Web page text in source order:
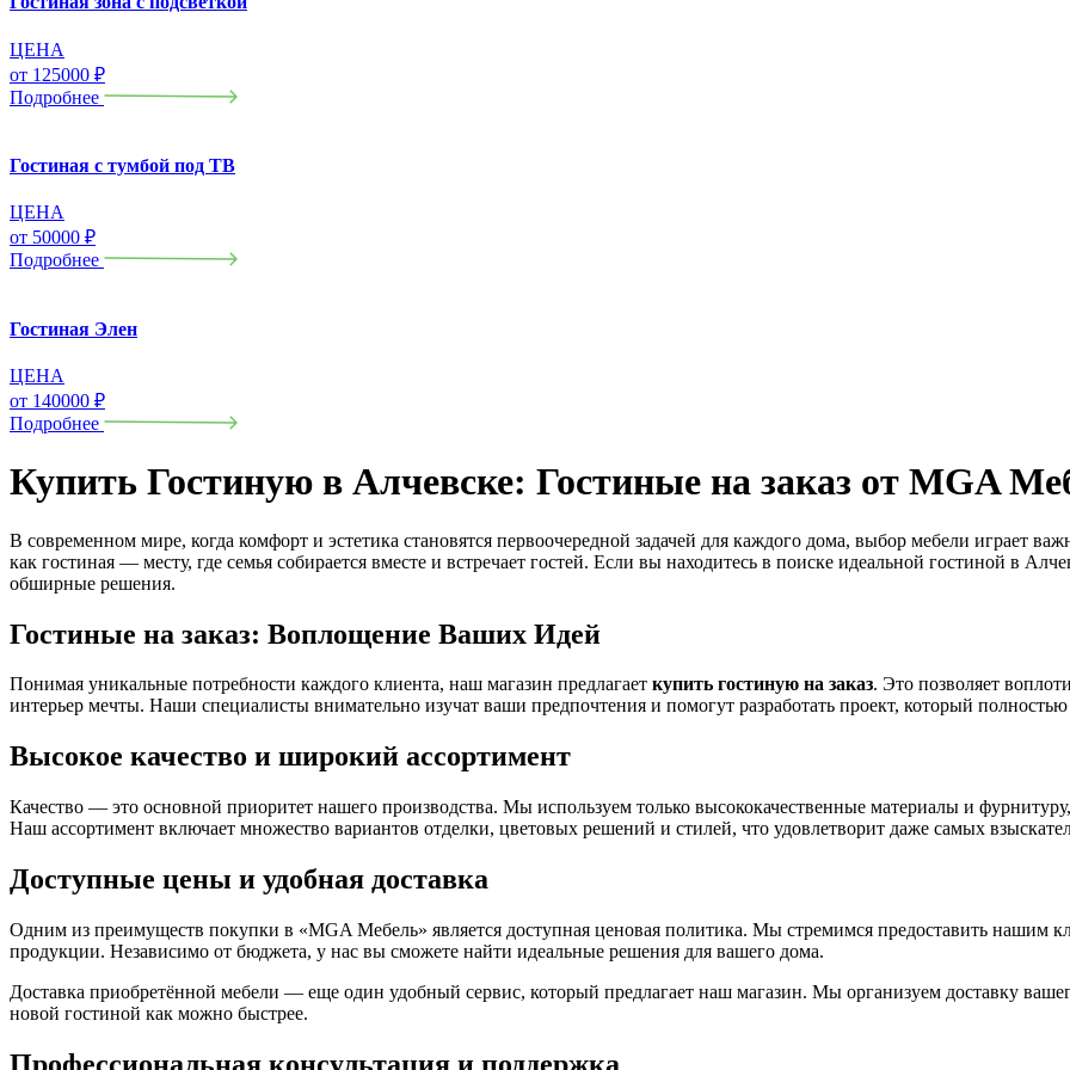
ЦЕНА
от 125000 ₽
Подробнее
Гостиная с тумбой под ТВ
ЦЕНА
от 50000 ₽
Подробнее
Гостиная Элен
ЦЕНА
от 140000 ₽
Подробнее
Купить Гостиную в Алчевске: Гостиные на заказ от MGA
В современном мире, когда комфорт и эстетика становятся первоочередной задачей для каждого дома, выбор мебели играет
как гостиная — месту, где семья собирается вместе и встречает гостей. Если вы находитесь в поиске идеальной гостиной в
обширные решения.
Гостиные на заказ: Воплощение Ваших Идей
Понимая уникальные потребности каждого клиента, наш магазин предлагает купить гостиную на заказ. Это позволяет
интерьер мечты. Наши специалисты внимательно изучат ваши предпочтения и помогут разработать проект, который
Высокое качество и широкий ассортимент
Качество — это основной приоритет нашего производства. Мы используем только высококачественные материалы и
Наш ассортимент включает множество вариантов отделки, цветовых решений и стилей, что удовлетворит даже самых
Доступные цены и удобная доставка
Одним из преимуществ покупки в «MGA Мебель» является доступная ценовая политика. Мы стремимся предоставить нашим
продукции. Независимо от бюджета, у нас вы сможете найти идеальные решения для вашего дома.
Доставка приобретённой мебели — еще один удобный сервис, который предлагает наш магазин. Мы организуем доставку
новой гостиной как можно быстрее.